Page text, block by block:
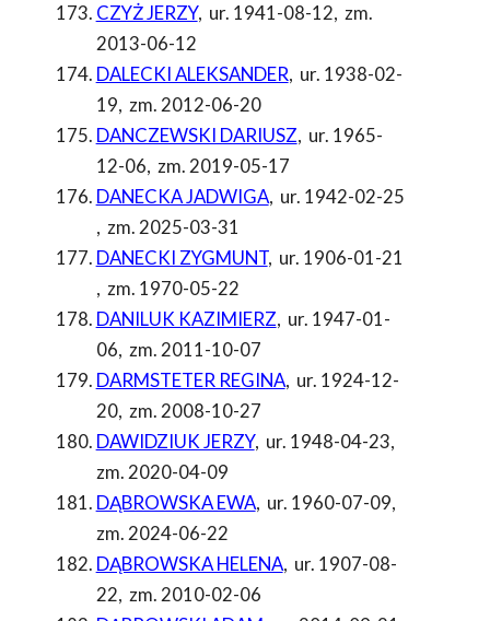
CZYŻ JERZY, ur. 1941-08-12, zm.
2013-06-12
DALECKI ALEKSANDER, ur. 1938-02-
19, zm. 2012-06-20
DANCZEWSKI DARIUSZ, ur. 1965-
12-06, zm. 2019-05-17
DANECKA JADWIGA, ur. 1942-02-25
, zm. 2025-03-31
DANECKI ZYGMUNT, ur. 1906-01-21
, zm. 1970-05-22
DANILUK KAZIMIERZ, ur. 1947-01-
06, zm. 2011-10-07
DARMSTETER REGINA, ur. 1924-12-
20, zm. 2008-10-27
DAWIDZIUK JERZY, ur. 1948-04-23,
zm. 2020-04-09
DĄBROWSKA EWA, ur. 1960-07-09,
zm. 2024-06-22
DĄBROWSKA HELENA, ur. 1907-08-
22, zm. 2010-02-06